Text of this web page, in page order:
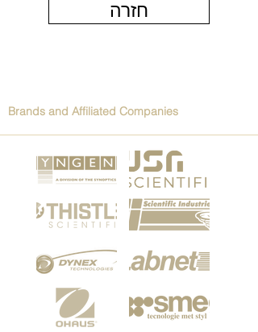
חזרה
Brands and Affiliated Companies